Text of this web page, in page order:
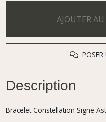
AJOUTER
POSER
Description
Bracelet Constellation Signe